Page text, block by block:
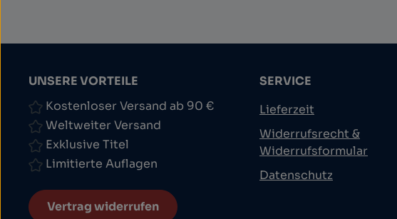
UNSERE VORTEILE
Kostenloser Versand ab 90 €
Weltweiter Versand
Exklusive Titel
Limitierte Auflagen
Vertrag widerrufen
SERVICE
Lieferzeit
Widerrufsrecht &
Widerrufsformular
Datenschutz